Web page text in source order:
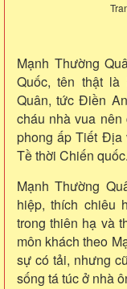
Mạnh Thường
Quốc, tên thật
Quân, tức Điền
cháu nhà vua
phong ấp Tiết Địa
Tề thời Chiến quốc.
Mạnh Thường
hiệp, thích chiêu
trong thiên hạ và
môn khách theo
sự có tải, nhưng
sống tá túc ở nhà